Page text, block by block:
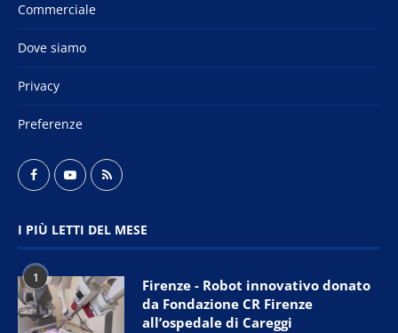
Commerciale
Dove siamo
Privacy
Preferenze
I PIÙ LETTI DEL MESE
1
Firenze - Robot innovativo donato
da Fondazione CR Firenze
all’ospedale di Careggi